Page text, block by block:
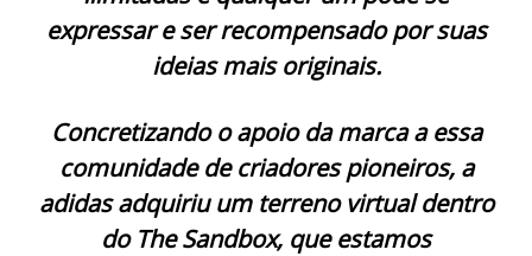
expressar e ser recompensado por suas
ideias mais originais.
Concretizando o apoio da marca a essa
comunidade de criadores pioneiros, a
adidas adquiriu um terreno virtual dentro
do The Sandbox, que estamos